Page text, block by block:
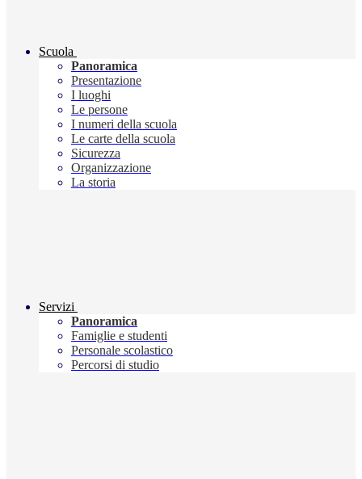
Scuola
Panoramica
Presentazione
I luoghi
Le persone
I numeri della scuola
Le carte della scuola
Sicurezza
Organizzazione
La storia
Servizi
Panoramica
Famiglie e studenti
Personale scolastico
Percorsi di studio